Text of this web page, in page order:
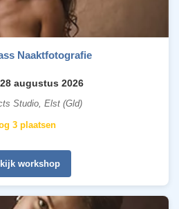
Naaktfotografie
augustus 2026
Studio, Elst (Gld)
3 plaatsen
workshop